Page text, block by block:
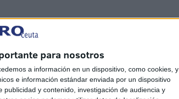
para nosotros
a información en un dispositivo, como cookies, y
e información estándar enviada por un dispositivo
y contenido, investigación de audiencia y
fue quien se encaró
Pocos minutos